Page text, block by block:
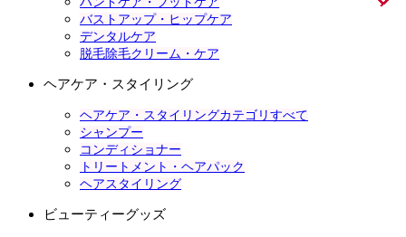
バストアップ・ヒップケア
デンタルケア
脱毛除毛クリーム・ケア
ヘアケア・スタイリング
ヘアケア・スタイリングカテゴリすべて
シャンプー
コンディショナー
トリートメント・ヘアパック
ヘアスタイリング
ビューティーグッズ